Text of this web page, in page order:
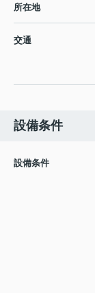
所在地
交通
設備条件
設備条件